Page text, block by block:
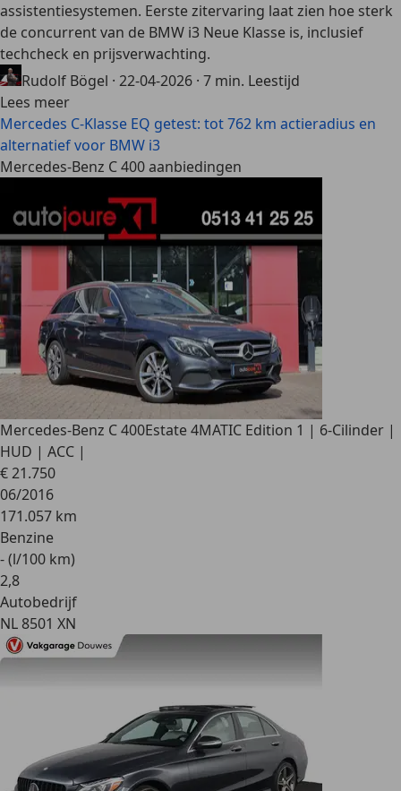
assistentiesystemen. Eerste zitervaring laat zien hoe sterk
de concurrent van de BMW i3 Neue Klasse is, inclusief
techcheck en prijsverwachting.
Rudolf Bögel · 22-04-2026 · 7 min. Leestijd
Lees meer
Mercedes C-Klasse EQ getest: tot 762 km actieradius en
alternatief voor BMW i3
Mercedes-Benz C 400 aanbiedingen
Mercedes-Benz C 400Estate 4MATIC Edition 1 | 6-Cilinder |
HUD | ACC |
€ 21.750
06/2016
171.057 km
Benzine
- (l/100 km)
2,8
Autobedrijf
NL 8501 XN